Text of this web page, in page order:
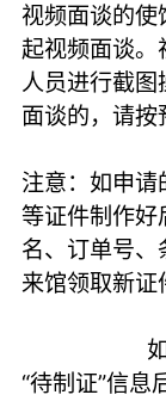
视频面谈的
起视频面谈
人员进行截
面谈的，请按
注意：如申请
等证件制作
名、订单号、
来馆领取新证
如申请的
“待制证”信